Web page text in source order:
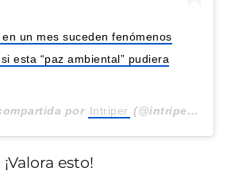
un mes suceden fenómenos
esta “paz ambiental” pudiera
por Intriper (@intriper) el
¡Valora esto!